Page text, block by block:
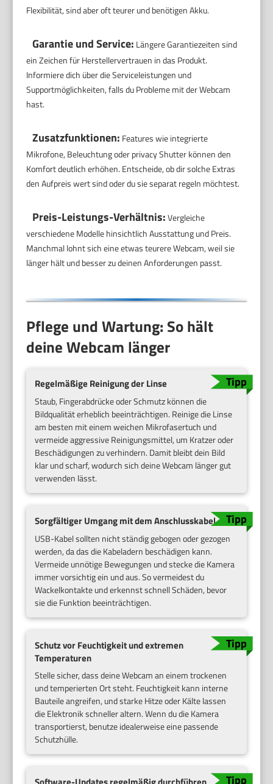
Flexibilität, sind aber oft teurer und benötigen Akku.
Garantie und Service: Längere Garantiezeiten sind
ein Zeichen für Herstellervertrauen in das Produkt.
Informiere dich über die Serviceleistungen und
Supportmöglichkeiten, falls du Probleme mit der Webcam
hast.
Zusatzfunktionen: Features wie integrierte
Mikrofone, Beleuchtung oder privacy Shutter können den
Komfort deutlich erhöhen. Entscheide, ob dir solche Extras
den Aufpreis wert sind oder du sie separat regeln möchtest.
Preis-Leistungs-Verhältnis:Vergleiche
verschiedene Modelle hinsichtlich Ausstattung und Preis.
Manchmal lohnt sich eine etwas teurere Webcam, weil sie
länger hält und besser zu deinen Anforderungen passt.
Pflege und Wartung: So hält
deine Webcam länger
Regelmäßige Reinigung der Linse
Staub, Fingerabdrücke oder Schmutz können die
Bildqualität erheblich beeinträchtigen. Reinige die Linse
am besten mit einem weichen Mikrofasertuch und
vermeide aggressive Reinigungsmittel, um Kratzer oder
Beschädigungen zu verhindern. Damit bleibt dein Bild
klar und scharf, wodurch sich deine Webcam länger gut
verwenden lässt.
Sorgfältiger Umgang mit dem Anschlusskabel
USB-Kabel sollten nicht ständig gebogen oder gezogen
werden, da das die Kabeladern beschädigen kann.
Vermeide unnötige Bewegungen und stecke die Kamera
immer vorsichtig ein und aus. So vermeidest du
Wackelkontakte und erkennst schnell Schäden, bevor
sie die Funktion beeinträchtigen.
Schutz vor Feuchtigkeit und extremen
Temperaturen
Stelle sicher, dass deine Webcam an einem trockenen
und temperierten Ort steht. Feuchtigkeit kann interne
Bauteile angreifen, und starke Hitze oder Kälte lassen
die Elektronik schneller altern. Wenn du die Kamera
transportierst, benutze idealerweise eine passende
Schutzhülle.